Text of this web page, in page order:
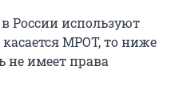
используют
МРОТ, то ниже
не имеет права